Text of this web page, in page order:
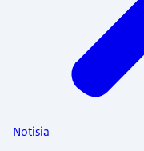
Notisia